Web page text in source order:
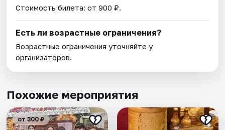
Стоимость билета: от 900 ₽.
Есть ли возрастные ограничения?
Возрастные ограничения уточняйте у
организаторов.
Похожие мероприятия
от 300 ₽